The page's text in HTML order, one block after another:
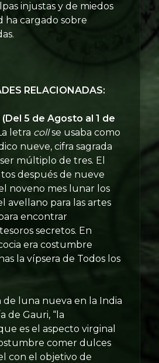
injustas y de miedos
ha cargado sobre
RELACIONADAS:
5 de Agosto al 1 de
letra collse usaba como
nueve, cifra sagrada
múltiplo de tres. El
después de nueve
noveno mes lunar los
avellano para las artes
encontrar
secretos. En
era costumbre
la vípsera de Todos los
luna nueva en la India
de Gauri, “la
es el aspecto virginal
comer dulces
con el objetivo de